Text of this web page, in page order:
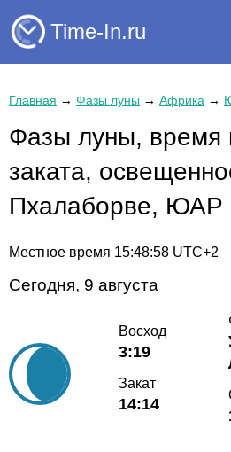
Time-In.ru
Главная → Фазы луны → Африка →
Фазы луны, время
заката,
Пхалаборве, ЮАР
Местное время 15:48:58 UTC+2
Сегодня, 9 августа
Восход
3:19
Закат
14:14